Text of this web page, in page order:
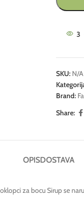
3
SKU: N/A
Brand:
Share:
OPISDOSTAVA
za bocu Sirup se